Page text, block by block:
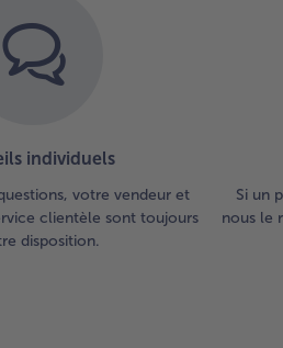
individuels
votre vendeur et
clientèle sont toujours
disposition.
Si un
nous le